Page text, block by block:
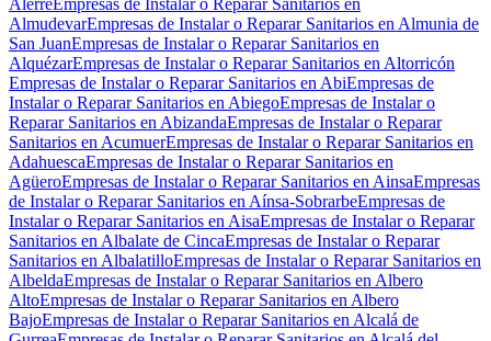
AlerreEmpresas de Instalar o Reparar Sanitarios en
AlmudevarEmpresas de Instalar o Reparar Sanitarios en Almunia de
San JuanEmpresas de Instalar o Reparar Sanitarios en
AlquézarEmpresas de Instalar o Reparar Sanitarios en Altorricón
Empresas de Instalar o Reparar Sanitarios en AbiEmpresas de
Instalar o Reparar Sanitarios en AbiegoEmpresas de Instalar o
Reparar Sanitarios en AbizandaEmpresas de Instalar o Reparar
Sanitarios en AcumuerEmpresas de Instalar o Reparar Sanitarios en
AdahuescaEmpresas de Instalar o Reparar Sanitarios en
AgüeroEmpresas de Instalar o Reparar Sanitarios en AinsaEmpresas
de Instalar o Reparar Sanitarios en Aínsa-SobrarbeEmpresas de
Instalar o Reparar Sanitarios en AisaEmpresas de Instalar o Reparar
Sanitarios en Albalate de CincaEmpresas de Instalar o Reparar
Sanitarios en AlbalatilloEmpresas de Instalar o Reparar Sanitarios en
AlbeldaEmpresas de Instalar o Reparar Sanitarios en Albero
AltoEmpresas de Instalar o Reparar Sanitarios en Albero
BajoEmpresas de Instalar o Reparar Sanitarios en Alcalá de